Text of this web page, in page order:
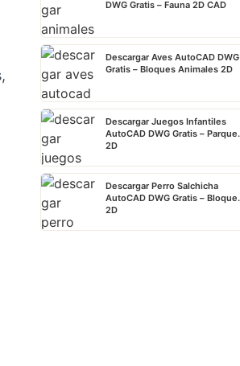
DWG Gratis – Fauna 2D CAD
Descargar Aves AutoCAD DWG
Gratis – Bloques Animales 2D
Descargar Juegos Infantiles
AutoCAD DWG Gratis – Parque
2D
Descargar Perro Salchicha
AutoCAD DWG Gratis – Bloque
2D